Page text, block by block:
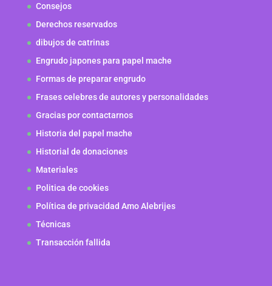
Consejos
Derechos reservados
dibujos de catrinas
Engrudo japones para papel mache
Formas de preparar engrudo
Frases celebres de autores y personalidades
Gracias por contactarnos
Historia del papel mache
Historial de donaciones
Materiales
Politica de cookies
Política de privacidad Amo Alebrijes
Técnicas
Transacción fallida